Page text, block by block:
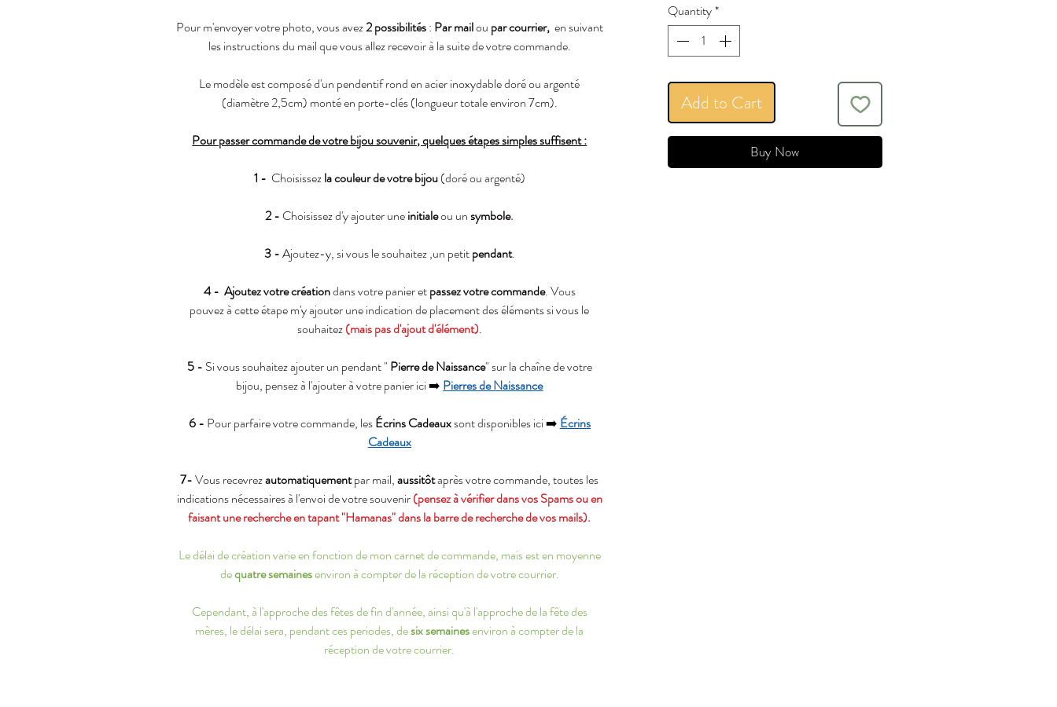
Pour m'envoyer votre photo, vous avez2 possibilités: Par mailou par courrier,en suivant
les instructions du mail que vous allez recevoir à la suite de votre commande.
Le modèle est composé d'un pendentif rond en acier inoxydable doré ou argenté
(diamètre 2,5cm) monté en porte-clés (longueur totale environ 7cm).
Pour passer commande de votre bijou souvenir, quelques étapes simples suffisent :
1 - Choisissezla couleur de votre bijou(doré ou argenté)
2 - Choisissez d'y ajouter uneinitialeou unsymbole.
3 -Ajoutez-y, si vous le souhaitez ,un petitpendant.
4 - Ajoutez votre créationdans votre panier etpassez votre commande. Vous
pouvez à cette étape m'y ajouter une indication de placement des éléments si vous le
souhaitez(mais pas d'ajout d'élément).
5 - Si vous souhaitez ajouter un pendant " Pierre de Naissance" sur la chaîne de votre
bijou, pensez à l'ajouter à votre panier ici ➡️ Pierres de Naissance
6 - Pour parfaire votre commande, lesÉcrins Cadeauxsont disponibles ici ➡️ Écrins
Cadeaux
7-Vous recevrezautomatiquementpar mail,aussitôtaprès votre commande, toutes les
indications nécessaires à l'envoi de votre souvenir(pensez à vérifier dans vos Spams ou en
faisant une recherche en tapant "Hamanas" dans la barre de recherche de vos mails).
Le délai de création varie en fonction de mon carnet de commande, mais est en moyenne
dequatre semainesenviron à compter de la réception de votre courrier.
Cependant, à l'approche des fêtes de fin d'année, ainsi qu'à l'approche de la fête des
mères, le délai sera, pendant ces periodes, desix semainesenviron à compter de la
réception de votre courrier.
Quantity*
Add to Cart
Buy Now